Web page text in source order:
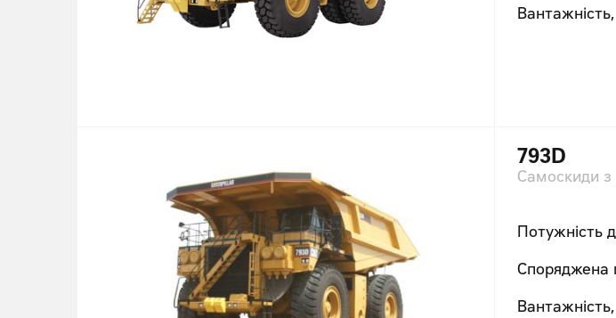
Вантажність,
793D
Самоскиди
Потужність
Споряджена
Вантажність,